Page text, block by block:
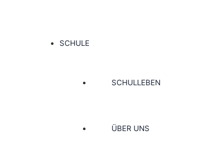
SCHULE
SCHULLEBEN
ÜBER UNS